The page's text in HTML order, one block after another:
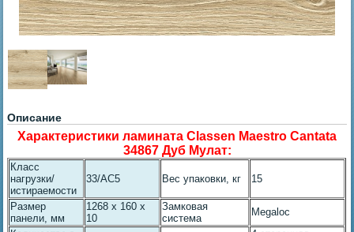
Описание
Характеристики ламината Classen Maestro Cantata
34867 Дуб Мулат:
Класс
нагрузки/
истираемости
33/AC5 Вес упаковки, кг 15
Размер
панели, мм
1268 x 160 x
10
Замковая
система
Megaloc